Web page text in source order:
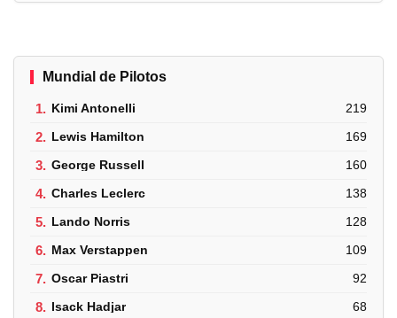
Mundial de Pilotos
1. Kimi Antonelli 219
2. Lewis Hamilton 169
3. George Russell 160
4. Charles Leclerc 138
5. Lando Norris 128
6. Max Verstappen 109
7. Oscar Piastri 92
8. Isack Hadjar 68